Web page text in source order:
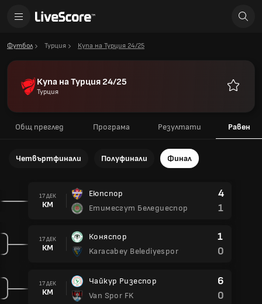
Футбол Турция Купа на Турция 24/25
Купа на Турция 24/25
Турция
Общ преглед Програма Резултати Равен
Четвъртфинали Полуфинали Финал
17 ДЕК
КМ
Еюпспор
Етимесгут Беледиеспор
4
1
17 ДЕК
КМ
Коняспор
Karacabey Belediyespor
1
0
17 ДЕК
КМ
Чайкур Ризеспор
Van Spor FK
6
0